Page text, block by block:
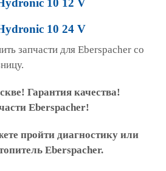
10 12 V
10 24 V
запчасти для Eberspacher со
Гарантия качества!
Eberspacher!
пройти диагностику или
Eberspacher.